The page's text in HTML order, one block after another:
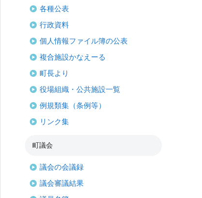
各種公表
行政資料
個人情報ファイル簿の公表
複合施設かなえーる
町長より
役場組織・公共施設一覧
例規類集（条例等）
リンク集
町議会
議会の会議録
議会審議結果